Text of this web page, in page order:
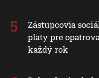
Zástupcovia
platy pre
každý rok